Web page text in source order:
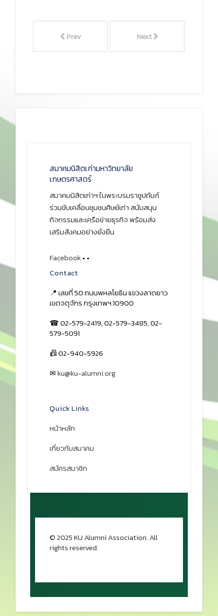
Prev Next
สมาคมนิสิตเก่ามหาวิทยาลัย
เกษตรศาสตร์
สมาคมนิสิตเก่าฯ ในพระบรมราชูปถัมภ์
ร่วมขับเคลื่อนชุมชนศิษย์เก่า สนับสนุน
กิจกรรมและเครือข่ายธุรกิจ พร้อมส่ง
เสริมสังคมอย่างยั่งยืน
Facebook• •
Contact
📍 เลขที่ 50 ถนนพหลโยธิน แขวงลาดยาว
เขตจตุจักร กรุงเทพฯ 10900
☎ 02-579-2419, 02-579-3485, 02-
579-5091
📠 02-940-5926
✉ku@ku-alumni.org
Quick Links
หน้าหลัก
เกี่ยวกับสมาคม
สมัครสมาชิก
© 2025 KU Alumni Association. All
rights reserved.